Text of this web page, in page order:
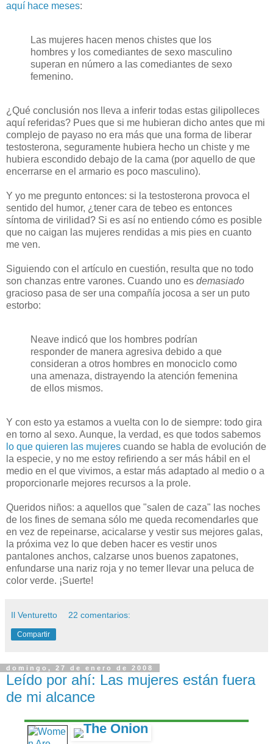
aquí hace meses:
Las mujeres hacen menos chistes que los
hombres y los comediantes de sexo masculino
superan en número a las comediantes de sexo
femenino.
¿Qué conclusión nos lleva a inferir todas estas gilipolleces
aquí referidas? Pues que si me hubieran dicho antes que mi
complejo de payaso no era más que una forma de liberar
testosterona, seguramente hubiera hecho un chiste y me
hubiera escondido debajo de la cama (por aquello de que
encerrarse en el armario es poco masculino).
Y yo me pregunto entonces: si la testosterona provoca el
sentido del humor, ¿tener cara de tebeo es entonces
síntoma de virilidad? Si es así no entiendo cómo es posible
que no caigan las mujeres rendidas a mis pies en cuanto
me ven.
Siguiendo con el artículo en cuestión, resulta que no todo
son chanzas entre varones. Cuando uno es demasiado
gracioso pasa de ser una compañía jocosa a ser un puto
estorbo:
Neave indicó que los hombres podrían
responder de manera agresiva debido a que
consideran a otros hombres en monociclo como
una amenaza, distrayendo la atención femenina
de ellos mismos.
Y con esto ya estamos a vuelta con lo de siempre: todo gira
en torno al sexo. Aunque, la verdad, es que todos sabemos
lo que quieren las mujeres cuando se habla de evolución de
la especie, y no me estoy refiriendo a ser más hábil en el
medio en el que vivimos, a estar más adaptado al medio o a
proporcionarle mejores recursos a la prole.
Queridos niños: a aquellos que "salen de caza" las noches
de los fines de semana sólo me queda recomendarles que
en vez de repeinarse, acicalarse y vestir sus mejores galas,
la próxima vez lo que deben hacer es vestir unos
pantalones anchos, calzarse unos buenos zapatones,
enfundarse una nariz roja y no temer llevar una peluca de
color verde. ¡Suerte!
Il Venturetto 22 comentarios:
Compartir
domingo, 27 de enero de 2008
Leído por ahí: Las mujeres están fuera
de mi alcance